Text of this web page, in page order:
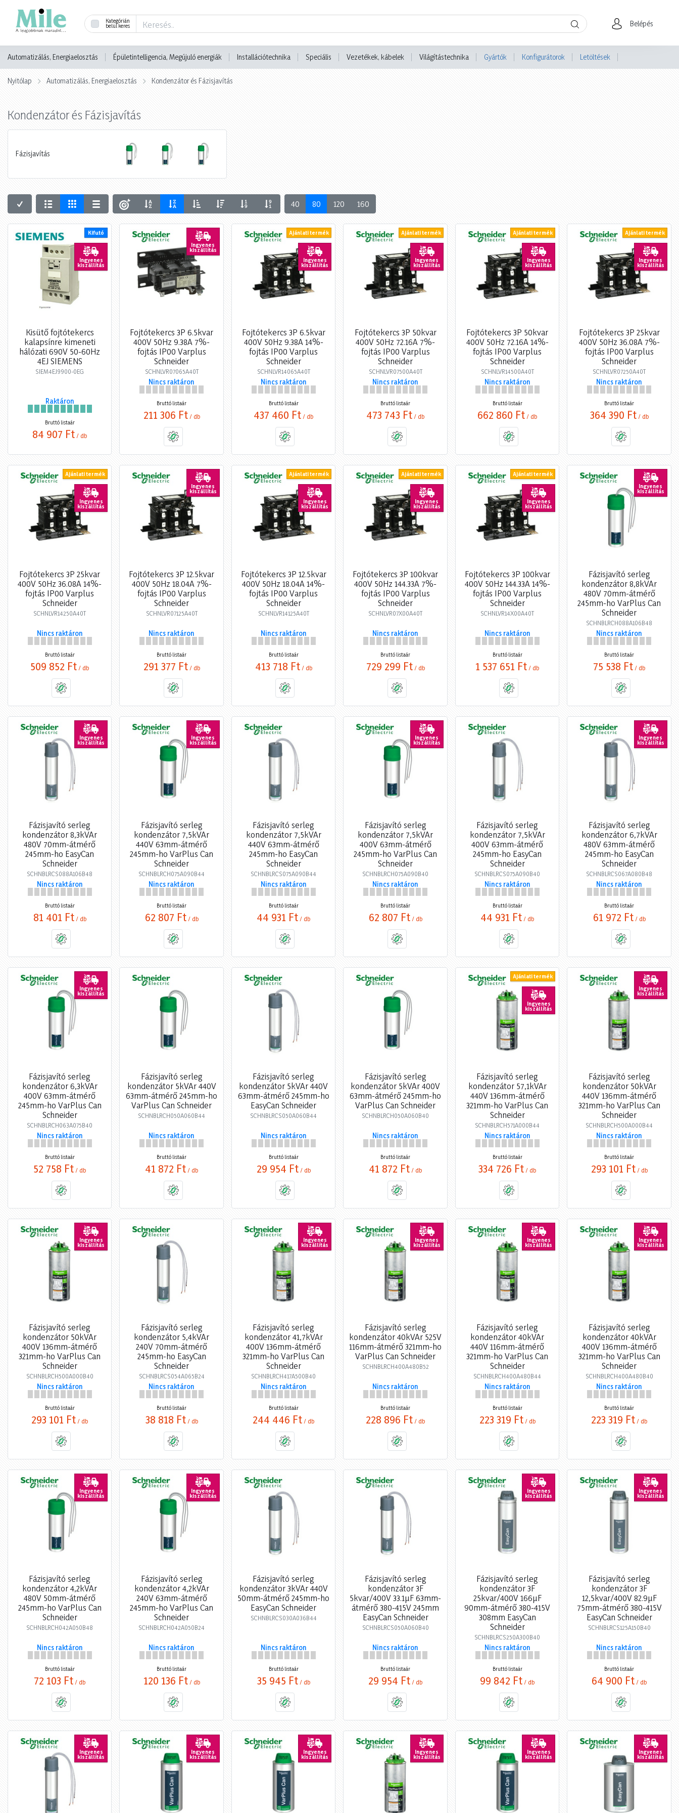
Kategórián
belül keres Belépés
Automatizálás, Energiaelosztás Épületintelligencia, Megújuló energiák Installációtechnika Speciális Vezetékek, kábelek Világítástechnika Gyártók Konfigurátorok Letöltések
Nyitólap Automatizálás, Energiaelosztás Kondenzátor és Fázisjavítás
Kondenzátor és Fázisjavítás
Fázisjavítás
40 80 120 160
Kifutó
Ingyenes
kiszállítás
Kisütő fojtótekercs
kalapsínre kimeneti
hálózati 690V 50-60Hz
4EJ SIEMENS
SIEM4EJ9900-0EG
Raktáron
Bruttó listaár
84 907 Ft / db
Ingyenes
kiszállítás
Fojtótekercs 3P 6.5kvar
400V 50Hz 9.38A 7%-
fojtás IP00 Varplus
Schneider
SCHNLVR07065A40T
Nincs raktáron
Bruttó listaár
211 306 Ft / db
Ajánlati termék
Ingyenes
kiszállítás
Fojtótekercs 3P 6.5kvar
400V 50Hz 9.38A 14%-
fojtás IP00 Varplus
Schneider
SCHNLVR14065A40T
Nincs raktáron
Bruttó listaár
437 460 Ft / db
Ajánlati termék
Ingyenes
kiszállítás
Fojtótekercs 3P 50kvar
400V 50Hz 72.16A 7%-
fojtás IP00 Varplus
Schneider
SCHNLVR07500A40T
Nincs raktáron
Bruttó listaár
473 743 Ft / db
Ajánlati termék
Ingyenes
kiszállítás
Fojtótekercs 3P 50kvar
400V 50Hz 72.16A 14%-
fojtás IP00 Varplus
Schneider
SCHNLVR14500A40T
Nincs raktáron
Bruttó listaár
662 860 Ft / db
Ajánlati termék
Ingyenes
kiszállítás
Fojtótekercs 3P 25kvar
400V 50Hz 36.08A 7%-
fojtás IP00 Varplus
Schneider
SCHNLVR07250A40T
Nincs raktáron
Bruttó listaár
364 390 Ft / db
Ajánlati termék
Ingyenes
kiszállítás
Fojtótekercs 3P 25kvar
400V 50Hz 36.08A 14%-
fojtás IP00 Varplus
Schneider
SCHNLVR14250A40T
Nincs raktáron
Bruttó listaár
509 852 Ft / db
Ingyenes
kiszállítás
Fojtótekercs 3P 12.5kvar
400V 50Hz 18.04A 7%-
fojtás IP00 Varplus
Schneider
SCHNLVR07125A40T
Nincs raktáron
Bruttó listaár
291 377 Ft / db
Ajánlati termék
Ingyenes
kiszállítás
Fojtótekercs 3P 12.5kvar
400V 50Hz 18.04A 14%-
fojtás IP00 Varplus
Schneider
SCHNLVR14125A40T
Nincs raktáron
Bruttó listaár
413 718 Ft / db
Ajánlati termék
Ingyenes
kiszállítás
Fojtótekercs 3P 100kvar
400V 50Hz 144.33A 7%-
fojtás IP00 Varplus
Schneider
SCHNLVR07X00A40T
Nincs raktáron
Bruttó listaár
729 299 Ft / db
Ajánlati termék
Ingyenes
kiszállítás
Fojtótekercs 3P 100kvar
400V 50Hz 144.33A 14%-
fojtás IP00 Varplus
Schneider
SCHNLVR14X00A40T
Nincs raktáron
Bruttó listaár
1 537 651 Ft / db
Ingyenes
kiszállítás
Fázisjavító serleg
kondenzátor 8,8kVAr
480V 70mm-átmérő
245mm-ho VarPlus Can
Schneider
SCHNBLRCH088A106B48
Nincs raktáron
Bruttó listaár
75 538 Ft / db
Ingyenes
kiszállítás
Fázisjavító serleg
kondenzátor 8,3kVAr
480V 70mm-átmérő
245mm-ho EasyCan
Schneider
SCHNBLRCS088A106B48
Nincs raktáron
Bruttó listaár
81 401 Ft / db
Ingyenes
kiszállítás
Fázisjavító serleg
kondenzátor 7,5kVAr
440V 63mm-átmérő
245mm-ho VarPlus Can
Schneider
SCHNBLRCH075A090B44
Nincs raktáron
Bruttó listaár
62 807 Ft / db
Fázisjavító serleg
kondenzátor 7,5kVAr
440V 63mm-átmérő
245mm-ho EasyCan
Schneider
SCHNBLRCS075A090B44
Nincs raktáron
Bruttó listaár
44 931 Ft / db
Ingyenes
kiszállítás
Fázisjavító serleg
kondenzátor 7,5kVAr
400V 63mm-átmérő
245mm-ho VarPlus Can
Schneider
SCHNBLRCH075A090B40
Nincs raktáron
Bruttó listaár
62 807 Ft / db
Fázisjavító serleg
kondenzátor 7,5kVAr
400V 63mm-átmérő
245mm-ho EasyCan
Schneider
SCHNBLRCS075A090B40
Nincs raktáron
Bruttó listaár
44 931 Ft / db
Ingyenes
kiszállítás
Fázisjavító serleg
kondenzátor 6,7kVAr
480V 63mm-átmérő
245mm-ho EasyCan
Schneider
SCHNBLRCS067A080B48
Nincs raktáron
Bruttó listaár
61 972 Ft / db
Ingyenes
kiszállítás
Fázisjavító serleg
kondenzátor 6,3kVAr
400V 63mm-átmérő
245mm-ho VarPlus Can
Schneider
SCHNBLRCH063A075B40
Nincs raktáron
Bruttó listaár
52 758 Ft / db
Fázisjavító serleg
kondenzátor 5kVAr 440V
63mm-átmérő 245mm-ho
VarPlus Can Schneider
SCHNBLRCH050A060B44
Nincs raktáron
Bruttó listaár
41 872 Ft / db
Fázisjavító serleg
kondenzátor 5kVAr 440V
63mm-átmérő 245mm-ho
EasyCan Schneider
SCHNBLRCS050A060B44
Nincs raktáron
Bruttó listaár
29 954 Ft / db
Fázisjavító serleg
kondenzátor 5kVAr 400V
63mm-átmérő 245mm-ho
VarPlus Can Schneider
SCHNBLRCH050A060B40
Nincs raktáron
Bruttó listaár
41 872 Ft / db
Ajánlati termék
Ingyenes
kiszállítás
Fázisjavító serleg
kondenzátor 57,1kVAr
440V 136mm-átmérő
321mm-ho VarPlus Can
Schneider
SCHNBLRCH571A000B44
Nincs raktáron
Bruttó listaár
334 726 Ft / db
Ingyenes
kiszállítás
Fázisjavító serleg
kondenzátor 50kVAr
440V 136mm-átmérő
321mm-ho VarPlus Can
Schneider
SCHNBLRCH500A000B44
Nincs raktáron
Bruttó listaár
293 101 Ft / db
Ingyenes
kiszállítás
Fázisjavító serleg
kondenzátor 50kVAr
400V 136mm-átmérő
321mm-ho VarPlus Can
Schneider
SCHNBLRCH500A000B40
Nincs raktáron
Bruttó listaár
293 101 Ft / db
Fázisjavító serleg
kondenzátor 5,4kVAr
240V 70mm-átmérő
245mm-ho EasyCan
Schneider
SCHNBLRCS054A065B24
Nincs raktáron
Bruttó listaár
38 818 Ft / db
Ingyenes
kiszállítás
Fázisjavító serleg
kondenzátor 41,7kVAr
400V 136mm-átmérő
321mm-ho VarPlus Can
Schneider
SCHNBLRCH417A500B40
Nincs raktáron
Bruttó listaár
244 446 Ft / db
Ingyenes
kiszállítás
Fázisjavító serleg
kondenzátor 40kVAr 525V
116mm-átmérő 321mm-ho
VarPlus Can Schneider
SCHNBLRCH400A480B52
Nincs raktáron
Bruttó listaár
228 896 Ft / db
Ingyenes
kiszállítás
Fázisjavító serleg
kondenzátor 40kVAr
440V 116mm-átmérő
321mm-ho VarPlus Can
Schneider
SCHNBLRCH400A480B44
Nincs raktáron
Bruttó listaár
223 319 Ft / db
Ingyenes
kiszállítás
Fázisjavító serleg
kondenzátor 40kVAr
400V 136mm-átmérő
321mm-ho VarPlus Can
Schneider
SCHNBLRCH400A480B40
Nincs raktáron
Bruttó listaár
223 319 Ft / db
Ingyenes
kiszállítás
Fázisjavító serleg
kondenzátor 4,2kVAr
480V 50mm-átmérő
245mm-ho VarPlus Can
Schneider
SCHNBLRCH042A050B48
Nincs raktáron
Bruttó listaár
72 103 Ft / db
Ingyenes
kiszállítás
Fázisjavító serleg
kondenzátor 4,2kVAr
240V 63mm-átmérő
245mm-ho VarPlus Can
Schneider
SCHNBLRCH042A050B24
Nincs raktáron
Bruttó listaár
120 136 Ft / db
Fázisjavító serleg
kondenzátor 3kVAr 440V
50mm-átmérő 245mm-ho
EasyCan Schneider
SCHNBLRCS030A036B44
Nincs raktáron
Bruttó listaár
35 945 Ft / db
Fázisjavító serleg
kondenzátor 3F
5kvar/400V 33.1µF 63mm-
átmérő 380-415V 245mm
EasyCan Schneider
SCHNBLRCS050A060B40
Nincs raktáron
Bruttó listaár
29 954 Ft / db
Ingyenes
kiszállítás
Fázisjavító serleg
kondenzátor 3F
25kvar/400V 166µF
90mm-átmérő 380-415V
308mm EasyCan
Schneider
SCHNBLRCS250A300B40
Nincs raktáron
Bruttó listaár
99 842 Ft / db
Ingyenes
kiszállítás
Fázisjavító serleg
kondenzátor 3F
12,5kvar/400V 82.9µF
75mm-átmérő 380-415V
EasyCan Schneider
SCHNBLRCS125A150B40
Nincs raktáron
Bruttó listaár
64 900 Ft / db
Ingyenes
kiszállítás
Ingyenes
kiszállítás
Ingyenes
kiszállítás
Ingyenes
kiszállítás
Ingyenes
kiszállítás
Ingyenes
kiszállítás